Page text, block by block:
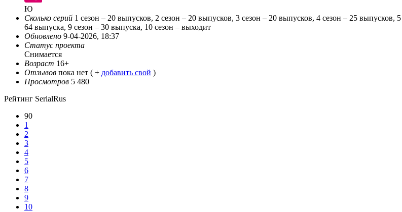
Ю
Сколько серий 1 сезон – 20 выпусков, 2 сезон – 20 выпусков, 3 сезон – 20 выпусков, 4 сезон – 25
64 выпуска, 9 сезон – 30 выпуска, 10 сезон – выходит
Обновлено 9-04-2026, 18:37
Статус проекта
Снимается
Возраст 16+
Отзывов пока нет ( + добавить свой )
Просмотров 5 480
Рейтинг SerialRus
90
1
2
3
4
5
6
7
8
9
10